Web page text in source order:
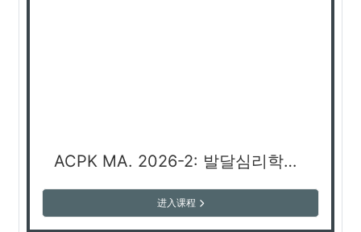
ACPK MA. 2026-2: 발달심리학과 기독교 상담 Developmental Psychology and Christian Counseling (박경옥 교수)
进入课程